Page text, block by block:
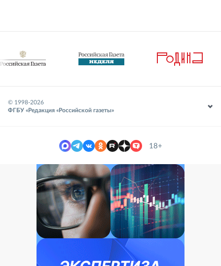
© 1998-2026
ФГБУ «Редакция «Российской газеты»
18+